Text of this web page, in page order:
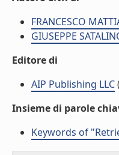
FRANCESCO
GIUSEPPE
Editore di
AIP Publishing LLC
Insieme di parole
Keywords of